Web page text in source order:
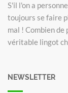
S'il l'on a
toujours se faire
mal ! Combien
véritable lingot
NEWSLETTER